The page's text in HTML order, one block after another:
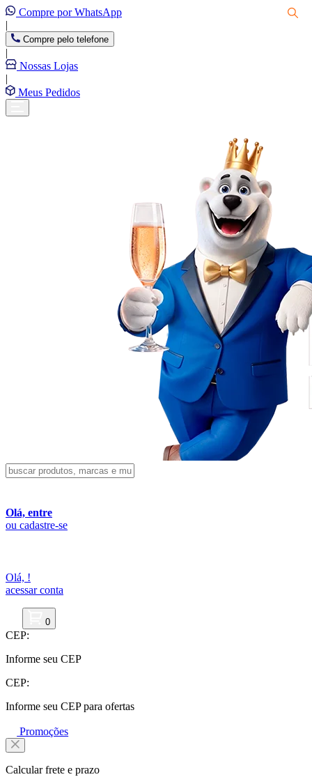
Compre por WhatsApp
|
Compre pelo telefone
|
Nossas Lojas
|
Meus Pedidos
Olá, entre
ou cadastre-se
Olá, !
acessar conta
0
CEP:
Informe seu CEP
CEP:
Informe seu CEP para ofertas
Promoções
Calcular frete e prazo